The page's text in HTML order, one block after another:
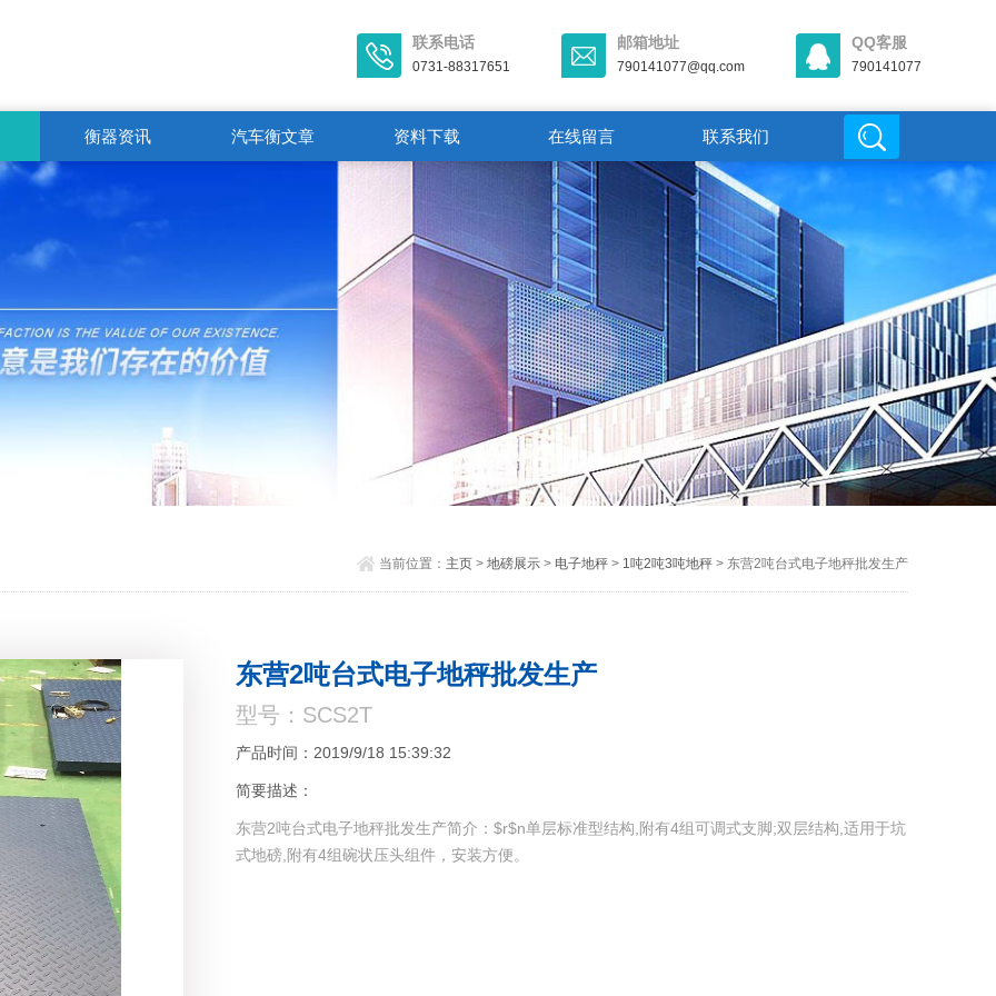
联系电话
0731-88317651
邮箱地址
790141077@qq.com
QQ客服
790141077
衡器资讯 汽车衡文章 资料下载 在线留言 联系我们
当前位置： 主页> 地磅展示> 电子地秤> 1吨2吨3吨地秤> 东营2吨台式电子地秤批发生产
东营2吨台式电子地秤批发生产
型号：SCS2T
产品时间：2019/9/18 15:39:32
简要描述：
东营2吨台式电子地秤批发生产简介：$r$n单层标准型结构,附有4组可调式支脚;双层结构,适用于坑
式地磅,附有4组碗状压头组件，安装方便。